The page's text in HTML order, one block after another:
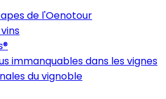
de l'Oenotour
immanquables dans les vignes
du vignoble